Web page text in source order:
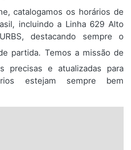
catalogamos os horários de
incluindo a Linha 629 Alto
destacando sempre o
partida. Temos a missão de
precisas e atualizadas para
estejam sempre bem